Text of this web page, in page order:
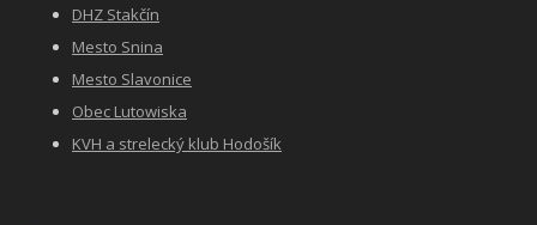
DHZ Stakčín
Mesto Snina
Mesto Slavonice
Obec Lutowiska
KVH a strelecký klub Hodošík